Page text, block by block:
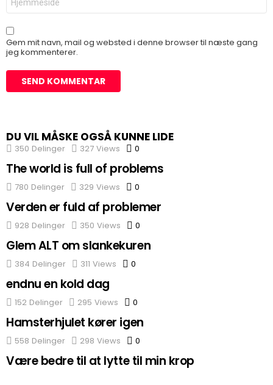
Gem mit navn, mail og websted i denne browser til næste gang
jeg kommenterer.
DU VIL MÅSKE OGSÅ KUNNE LIDE
350 Delinger 327 Views 0
The world is full of problems
780 Delinger 329 Views 0
Verden er fuld af problemer
928 Delinger 350 Views 0
Glem ALT om slankekuren
384 Delinger 311 Views 0
endnu en kold dag
152 Delinger 295 Views 0
Hamsterhjulet kører igen
558 Delinger 298 Views 0
Være bedre til at lytte til min krop